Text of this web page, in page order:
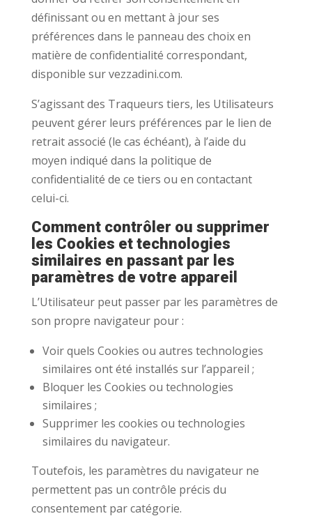
définissant ou en mettant à jour ses
préférences dans le panneau des choix en
matière de confidentialité correspondant,
disponible sur vezzadini.com.
S’agissant des Traqueurs tiers, les Utilisateurs
peuvent gérer leurs préférences par le lien de
retrait associé (le cas échéant), à l’aide du
moyen indiqué dans la politique de
confidentialité de ce tiers ou en contactant
celui-ci.
Comment contrôler ou supprimer
les Cookies et technologies
similaires en passant par les
paramètres de votre appareil
L’Utilisateur peut passer par les paramètres de
son propre navigateur pour :
Voir quels Cookies ou autres technologies
similaires ont été installés sur l’appareil ;
Bloquer les Cookies ou technologies
similaires ;
Supprimer les cookies ou technologies
similaires du navigateur.
Toutefois, les paramètres du navigateur ne
permettent pas un contrôle précis du
consentement par catégorie.